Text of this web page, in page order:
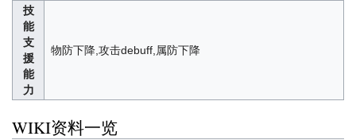
技
能
支
援
能
力
物防下降,攻击debuff,属防下降
WIKI资料一览